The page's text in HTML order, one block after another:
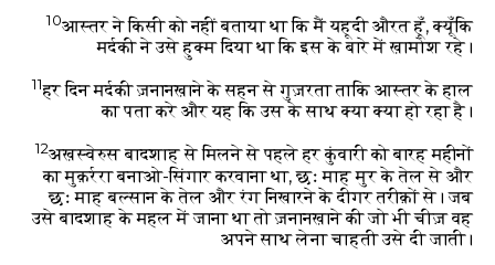
10आस्तर ने किसी को नहीं बताया था कि मैं यहूदी औरत हूँ, क्यूँकि
मर्दकी ने उसे हुक्म दिया था कि इस के बारे में ख़ामोश रहे।
11हर दिन मर्दकी ज़नानख़ाने के सहन से गुज़रता ताकि आस्तर के हाल
का पता करे और यह कि उस के साथ क्या क्या हो रहा है।
12अख़स्वेरुस बादशाह से मिलने से पहले हर कुंवारी को बारह महीनों
का मुक़र्ररा बनाओ-सिंगार करवाना था, छः माह मुर के तेल से और
छः माह बल्सान के तेल और रंग निखारने के दीगर तरीक़ों से। जब
उसे बादशाह के महल में जाना था तो ज़नानख़ाने की जो भी चीज़ वह
अपने साथ लेना चाहती उसे दी जाती।